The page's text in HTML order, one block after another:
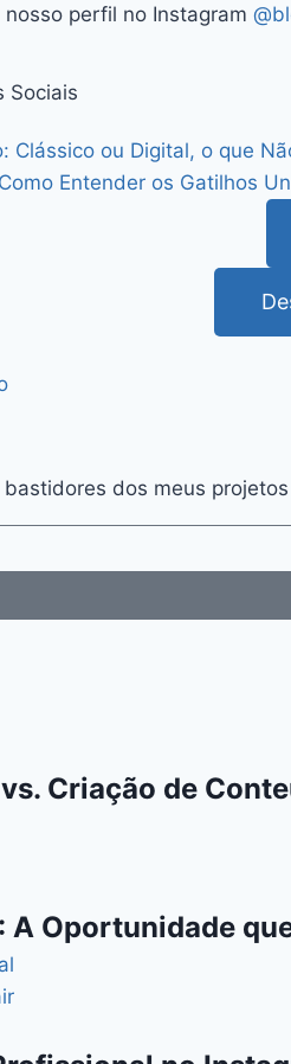
perfil no Instagram
Sociais
Clássico ou Digital, o que
Entender os Gatilhos
dos meus
Criação de
A Oportunidade